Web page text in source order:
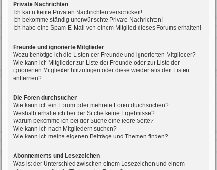
Private Nachrichten
Ich kann keine Privaten Nachrichten verschicken!
Ich bekomme ständig unerwünschte Private Nachrichten!
Ich habe eine Spam-E-Mail von einem Mitglied dieses Forums erhalten!
Freunde und ignorierte Mitglieder
Wozu benötige ich die Listen der Freunde und ignorierten Mitglieder?
Wie kann ich Mitglieder zur Liste der Freunde oder zur Liste der
ignorierten Mitglieder hinzufügen oder diese wieder aus den Listen
entfernen?
Die Foren durchsuchen
Wie kann ich ein Forum oder mehrere Foren durchsuchen?
Weshalb erhalte ich bei der Suche keine Ergebnisse?
Warum bekomme ich bei der Suche eine leere Seite?
Wie kann ich nach Mitgliedern suchen?
Wie kann ich meine eigenen Beiträge und Themen finden?
Abonnements und Lesezeichen
Was ist der Unterschied zwischen einem Lesezeichen und einem